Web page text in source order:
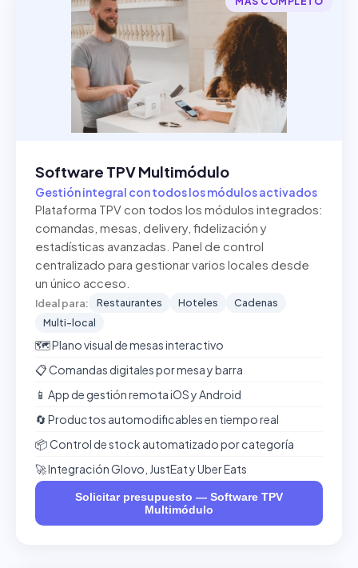
Software TPV Multimódulo
Gestión integral con todos los módulos activados
Plataforma TPV con todos los módulos integrados:
comandas, mesas, delivery, fidelización y
estadísticas avanzadas. Panel de control
centralizado para gestionar varios locales desde
un único acceso.
Ideal para: Restaurantes Hoteles
Cadenas
Multi-local
🗺️ Plano visual de mesas interactivo
📋 Comandas digitales por mesa y barra
📱 App de gestión remota iOS y Android
🔄 Productos automodificables en tiempo real
📦 Control de stock automatizado por categoría
🚀 Integración Glovo, JustEat y Uber Eats
Solicitar presupuesto — Software TPV
Multimódulo